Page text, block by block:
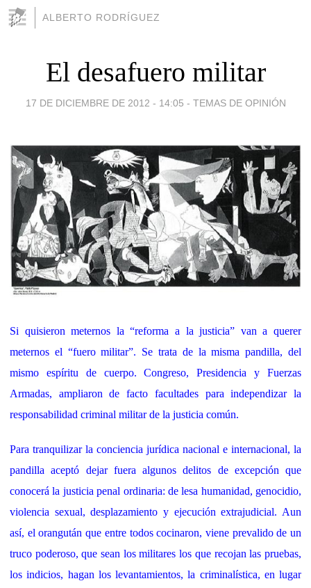
ALBERTO RODRÍGUEZ
El desafuero militar
17 DE DICIEMBRE DE 2012 - 14:05 - TEMAS DE OPINIÓN
Si quisieron meternos la “reforma a la justicia” van a querer
meternos el “fuero militar”. Se trata de la misma pandilla, del
mismo espíritu de cuerpo. Congreso, Presidencia y Fuerzas
Armadas, ampliaron de facto facultades para independizar la
responsabilidad criminal militar de la justicia común.
Para tranquilizar la conciencia jurídica nacional e internacional, la
pandilla aceptó dejar fuera algunos delitos de excepción que
conocerá la justicia penal ordinaria: de lesa humanidad, genocidio,
violencia sexual, desplazamiento y ejecución extrajudicial. Aun
así, el orangután que entre todos cocinaron, viene prevalido de un
truco poderoso, que sean los militares los que recojan las pruebas,
los indicios, hagan los levantamientos, la criminalística, en lugar